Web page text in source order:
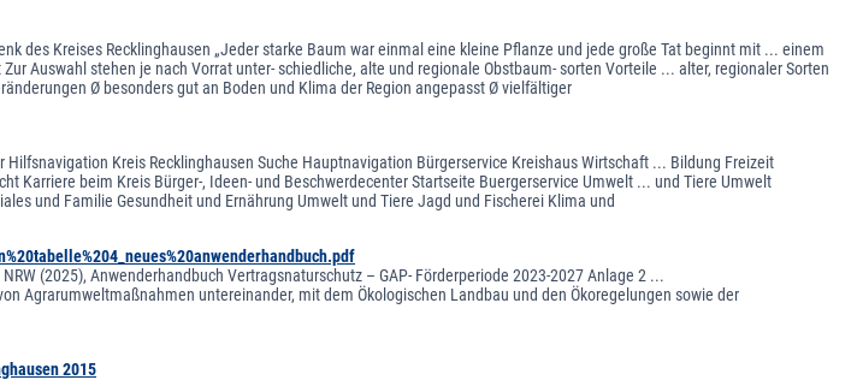
des Kreises Recklinghausen „Jeder starke Baum war einmal eine kleine Pflanze und jede große Tat beginnt mit ... einem
Auswahl stehen je nach Vorrat unter- schiedliche, alte und regionale Obstbaum- sorten Vorteile ... alter, regionaler Sorten
Ø besonders gut an Boden und Klima der Region angepasst Ø vielfältiger
Hilfsnavigation Kreis Recklinghausen Suche Hauptnavigation Bürgerservice Kreishaus Wirtschaft ... Bildung Freizeit
Karriere beim Kreis Bürger-, Ideen- und Beschwerdecenter Startseite Buergerservice Umwelt ... und Tiere Umwelt
und Familie Gesundheit und Ernährung Umwelt und Tiere Jagd und Fischerei Klima und
(2025), Anwenderhandbuch Vertragsnaturschutz – GAP- Förderperiode 2023-2027 Anlage 2 ...
Agrarumweltmaßnahmen untereinander, mit dem Ökologischen Landbau und den Ökoregelungen sowie der
2015